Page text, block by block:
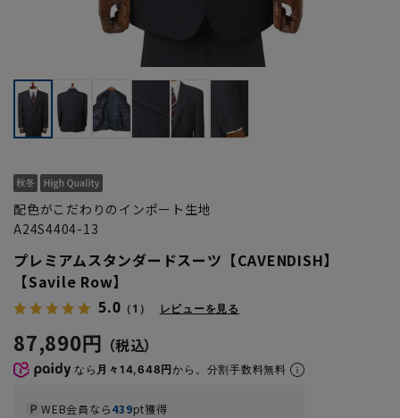
配色がこだわりのインポート生地
A24S4404-13
プレミアムスタンダードスーツ【CAVENDISH】
【Savile Row】
5.0 （1） レビューを見る
87,890円
なら 月々14,648円から。分割手数料無料
WEB会員なら439pt獲得